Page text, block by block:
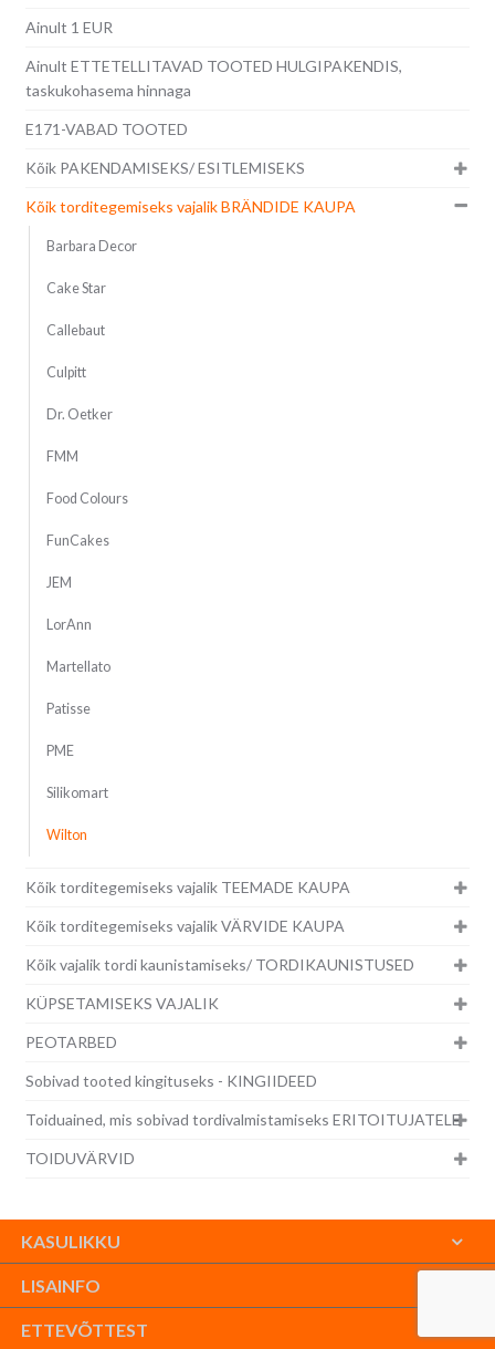
Ainult 1 EUR
Ainult ETTETELLITAVAD TOOTED HULGIPAKENDIS,
taskukohasema hinnaga
E171-VABAD TOOTED
Kõik PAKENDAMISEKS/ ESITLEMISEKS
Kõik torditegemiseks vajalik BRÄNDIDE KAUPA
Barbara Decor
Cake Star
Callebaut
Culpitt
Dr. Oetker
FMM
Food Colours
FunCakes
JEM
LorAnn
Martellato
Patisse
PME
Silikomart
Wilton
Kõik torditegemiseks vajalik TEEMADE KAUPA
Kõik torditegemiseks vajalik VÄRVIDE KAUPA
Kõik vajalik tordi kaunistamiseks/ TORDIKAUNISTUSED
KÜPSETAMISEKS VAJALIK
PEOTARBED
Sobivad tooted kingituseks - KINGIIDEED
Toiduained, mis sobivad tordivalmistamiseks ERITOITUJATELE
TOIDUVÄRVID
KASULIKKU
LISAINFO
ETTEVÕTTEST